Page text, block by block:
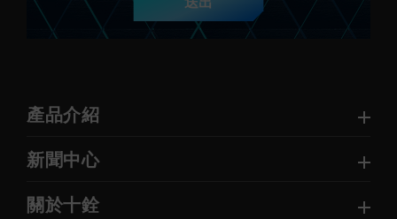
產品介紹
新聞中心
關於十銓